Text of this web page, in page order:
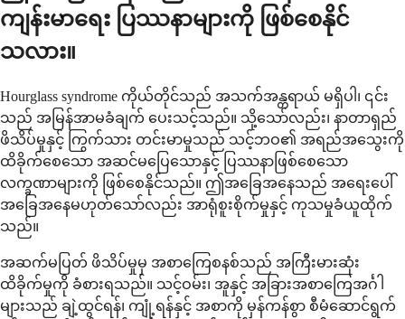
ကျန်းမာရေး ပြဿနာများကို ဖြစ်စေနိုင်
သလား။
Hourglass syndrome ကိုယ်တိုင်သည် အသက်အန္တရာယ် မရှိပါ၊ ၎င်း
သည် အမြန်အာမခံချက် ပေးသင့်သည်။ သို့သော်လည်း၊ နာတာရှည်
ဖိသိပ်မှုနှင့် ကြွက်သား တင်းမာမှုသည် သင့်ဘဝ၏ အရည်အသွေးကို
ထိခိုက်စေသော အဆင်မပြေသောနှင့် ပြဿနာဖြစ်စေသော
လက္ခဏာများကို ဖြစ်စေနိုင်သည်။ ဤအခြေအနေသည် အရေးပေါ်
အခြေအနေမဟုတ်သော်လည်း အာရုံစူးစိုက်မှုနှင့် ကုသမှုခံယူထိုက်
သည်။
အဆက်မပြတ် ဖိသိပ်မှုမှ အစာကြေစနစ်သည် အကြီးမားဆုံး
ထိခိုက်မှုကို ခံစားရသည်။ သင့်ဝမ်း၊ အူနှင့် အခြားအစာကြေအင်္ဂါ
များသည် ချဲ့ထွင်ရန်၊ ကျုံ့ရန်နှင့် အစာကို မှန်ကန်စွာ စီမံဆောင်ရွက်